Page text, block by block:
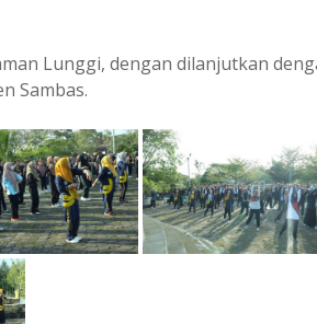
Lunggi, dengan dilanjutkan
Sambas.